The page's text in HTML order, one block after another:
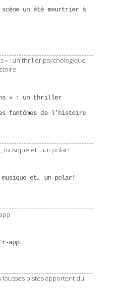
scène un été meurtrier à
» : un thriller
fantômes de l’histoire
musique et… un polar!
app